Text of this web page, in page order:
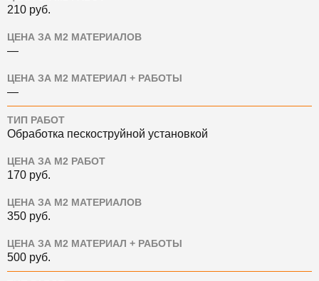
210 руб.
ЦЕНА ЗА М2 МАТЕРИАЛОВ
—
ЦЕНА ЗА М2 МАТЕРИАЛ + РАБОТЫ
—
ТИП РАБОТ
Обработка пескоструйной установкой
ЦЕНА ЗА М2 РАБОТ
170 руб.
ЦЕНА ЗА М2 МАТЕРИАЛОВ
350 руб.
ЦЕНА ЗА М2 МАТЕРИАЛ + РАБОТЫ
500 руб.